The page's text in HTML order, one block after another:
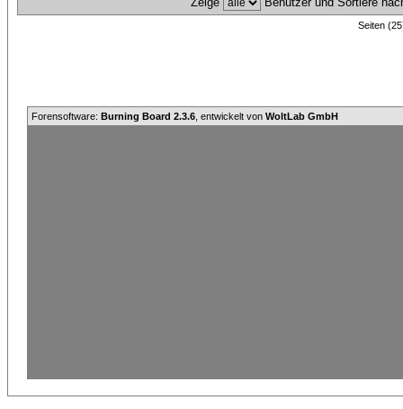
Seiten
Forensoftware: Burning Board 2.3.6 , entwickelt von WoltLab GmbH